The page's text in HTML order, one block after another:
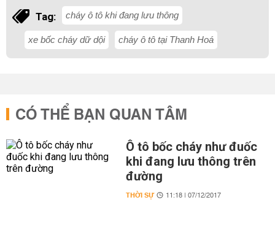
Tag: cháy ô tô khi đang lưu thông
xe bốc cháy dữ dội cháy ô tô tại Thanh Hoá
CÓ THỂ BẠN QUAN TÂM
Ô tô bốc cháy như đuốc
khi đang lưu thông trên
đường
THỜI SỰ 11:18 | 07/12/2017